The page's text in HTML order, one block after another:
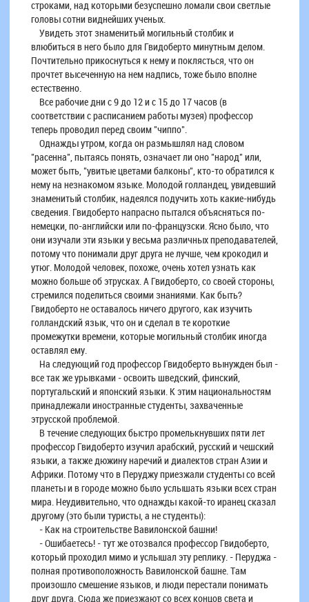
строками, над которыми безуспешно ломали свои светлые
головы сотни виднейших ученых.
Увидеть этот знаменитый могильный столбик и
влюбиться в него было для Гвидоберто минутным делом.
Почтительно прикоснуться к нему и поклясться, что он
прочтет высеченную на нем надпись, тоже было вполне
естественно.
Все рабочие дни с 9 до 12 и с 15 до 17 часов (в
соответствии с расписанием работы музея) профессор
теперь проводил перед своим "чиппо".
Однажды утром, когда он размышлял над словом
"расенна", пытаясь понять, означает ли оно "народ" или,
может быть, "увитые цветами балконы", кто-то обратился к
нему на незнакомом языке. Молодой голландец, увидевший
знаменитый столбик, надеялся подучить хоть какие-нибудь
сведения. Гвидоберто напрасно пытался объясняться по-
немецки, по-английски или по-французски. Ясно было, что
они изучали эти языки у весьма различных преподавателей,
потому что понимали друг друга не лучше, чем крокодил и
утюг. Молодой человек, похоже, очень хотел узнать как
можно больше об этрусках. А Гвидоберто, со своей стороны,
стремился поделиться своими знаниями. Как быть?
Гвидоберто не оставалось ничего другого, как изучить
голландский язык, что он и сделал в те короткие
промежутки времени, которые могильный столбик иногда
оставлял ему.
На следующий год профессор Гвидоберто вынужден был -
все так же урывками - освоить шведский, финский,
португальский и японский языки. К этим национальностям
принадлежали иностранные студенты, захваченные
этрусской проблемой.
В течение следующих быстро промелькнувших пяти лет
профессор Гвидоберто изучил арабский, русский и чешский
языки, а также дюжину наречий и диалектов стран Азии и
Африки. Потому что в Перуджу приезжали студенты со всей
планеты и в городе можно было услышать языки всех стран
мира. Неудивительно, что однажды какой-то иранец сказал
другому (это были туристы, а не студенты):
- Как на строительстве Вавилонской башни!
- Ошибаетесь! - тут же отозвался профессор Гвидоберто,
который проходил мимо и услышал эту реплику. - Перуджа -
полная противоположность Вавилонской башне. Там
произошло смешение языков, и люди перестали понимать
друг друга. Сюда же приезжают со всех концов света и